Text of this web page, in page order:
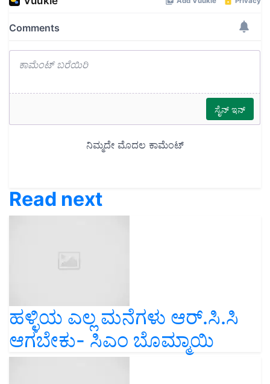
Read next
ಹಳ್ಳಿಯ ಎಲ್ಲ ಮನೆಗಳು ಆರ್.ಸಿ.ಸಿ
ಆಗಬೇಕು- ಸಿಎಂ ಬೊಮ್ಮಾಯಿ